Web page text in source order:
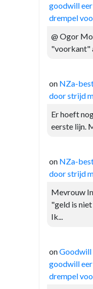
goodwill
drempel
@ Ogor
"voorkant"
on NZa-
door strijd
Er hoeft
eerste lijn.
on NZa-
door strijd
Mevrouw
"geld is
Ik...
onGoodwill
goodwill
drempel